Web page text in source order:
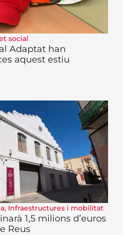
social
Adaptat han
aquest estiu
, Infraestructures i mobilitat
1,5 milions d’euros
Reus